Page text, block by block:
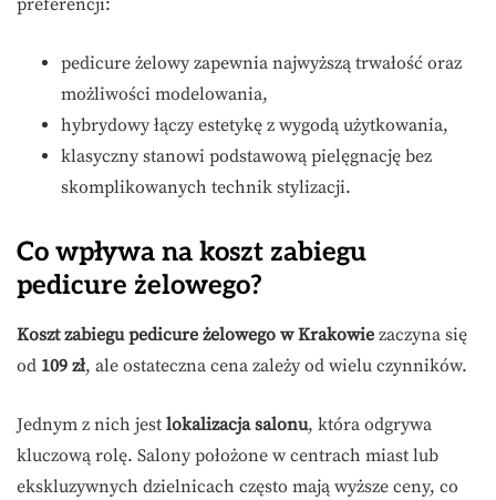
preferencji:
pedicure żelowy zapewnia najwyższą trwałość oraz
możliwości modelowania,
hybrydowy łączy estetykę z wygodą użytkowania,
klasyczny stanowi podstawową pielęgnację bez
skomplikowanych technik stylizacji.
Co wpływa na koszt zabiegu
pedicure żelowego?
Koszt zabiegu pedicure żelowego w Krakowie zaczyna się
od 109 zł, ale ostateczna cena zależy od wielu czynników.
Jednym z nich jest lokalizacja salonu, która odgrywa
kluczową rolę. Salony położone w centrach miast lub
ekskluzywnych dzielnicach często mają wyższe ceny, co